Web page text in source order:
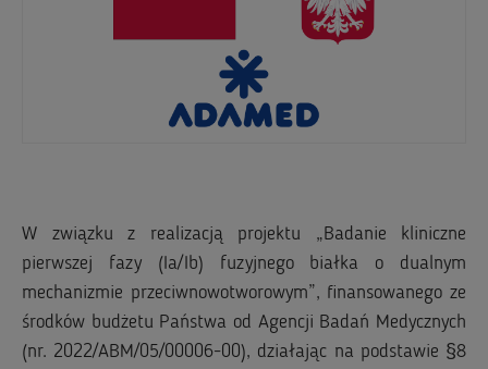
W związku z realizacją projektu „Badanie kliniczne
pierwszej fazy (Ia/Ib) fuzyjnego białka o dualnym
mechanizmie przeciwnowotworowym”, finansowanego ze
środków budżetu Państwa od Agencji Badań Medycznych
(nr. 2022/ABM/05/00006-00), działając na podstawie §8